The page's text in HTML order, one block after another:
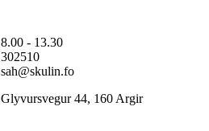
8.00 - 13.30
302510
sah@skulin.fo
Glyvursvegur 44, 160 Argir